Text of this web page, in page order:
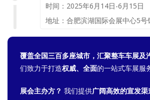
时间：2025年6月14日-6月15日
地址：合肥滨湖国际会展中心5号
覆盖全国三百多座城市，汇聚整车车展及
们致力于打造权威、全面的一站式车展服
展会主办方？ 我们提供广阔高效的宣发渠